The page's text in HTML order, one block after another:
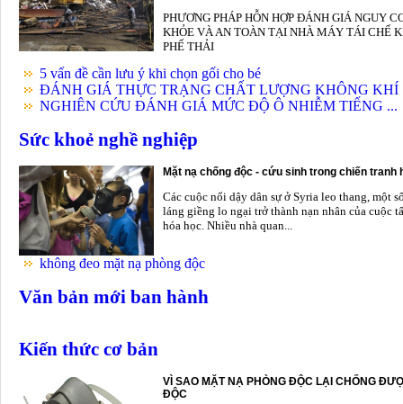
PHƯƠNG PHÁP HỖN HỢP ĐÁNH GIÁ NGUY
KHỎE VÀ AN TOÀN TẠI NHÀ MÁY TÁI CHẾ
PHẾ THẢI
5 vấn đề cần lưu ý khi chọn gối cho bé
ĐÁNH GIÁ THỰC TRẠNG CHẤT LƯỢNG KHÔNG KHÍ
NGHIÊN CỨU ĐÁNH GIÁ MỨC ĐỘ Ô NHIỄM TIẾNG ...
Sức khoẻ nghề nghiệp
Mặt nạ chống độc - cứu sinh trong chiến tranh
Các cuộc nổi dậy dân sự ở Syria leo thang, một
láng giềng lo ngại trở thành nạn nhân của cuộc
hóa học. Nhiều nhà quan...
không đeo mặt nạ phòng độc
Văn bản mới ban hành
Kiến thức cơ bản
VÌ SAO MẶT NẠ PHÒNG ĐỘC LẠI CHỐNG
ĐỘC